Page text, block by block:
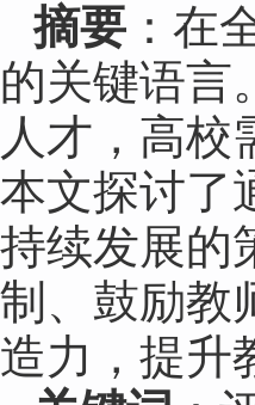
摘要 ：在
的关键语言
人才，高校
本文探讨了
持续发展的
制、鼓励教
造力，提升